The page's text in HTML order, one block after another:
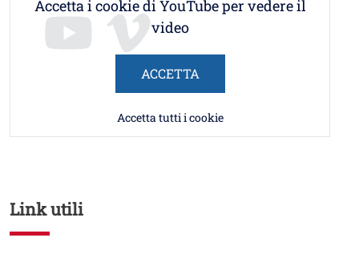
Accetta i cookie di YouTube per vedere il
video
ACCETTA
Accetta tutti i cookie
Link utili